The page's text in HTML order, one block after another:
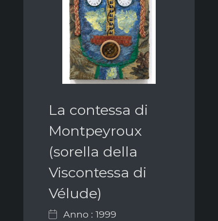
La contessa di
Montpeyroux
(sorella della
Viscontessa di
Vélude)
Anno : 1999